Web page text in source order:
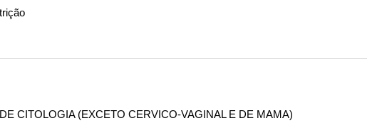
CITOLOGIA (EXCETO CERVICO-VAGINAL E DE MAMA)